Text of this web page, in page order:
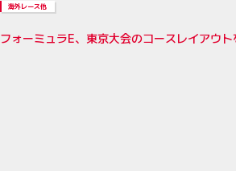
海外レース他
フォーミュラE、東京大会のコースレイアウ